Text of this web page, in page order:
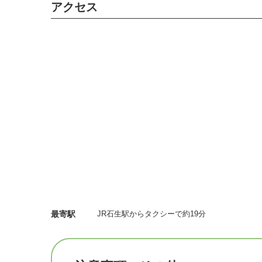
⚠️チケット購入とフォーム入力が完了した方
アクセス
最寄駅 JR石生駅からタクシーで約19分